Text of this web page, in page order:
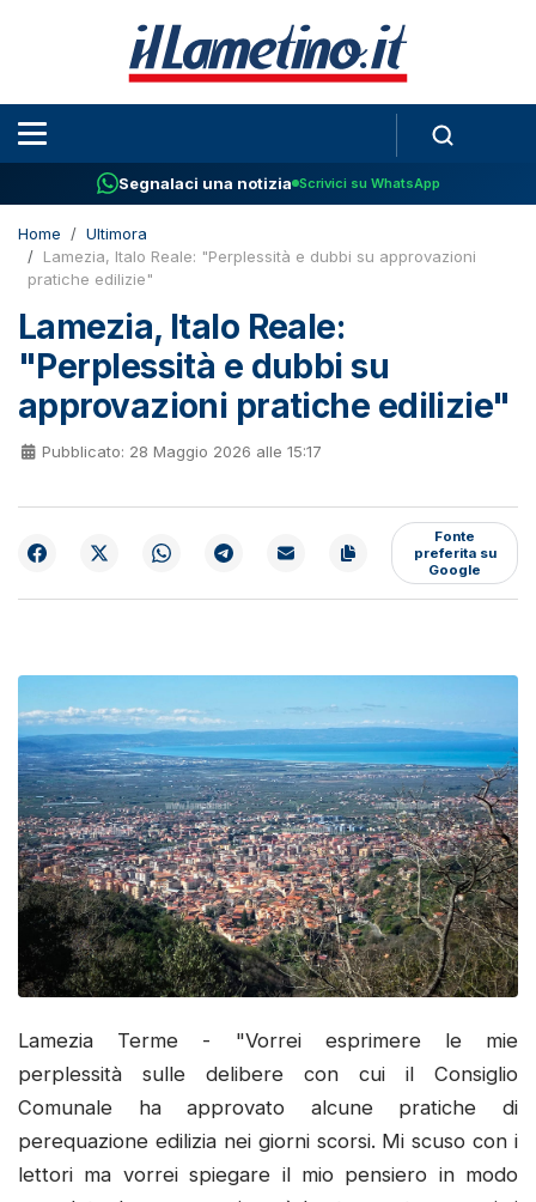
Segnalaci una notizia Scrivici su WhatsApp
Home
Ultimora
Lamezia, Italo Reale: "Perplessità e dubbi su approvazioni
pratiche edilizie"
Lamezia, Italo Reale:
"Perplessità e dubbi su
approvazioni pratiche edilizie"
Pubblicato: 28 Maggio 2026 alle 15:17
Fonte
preferita su
Google
Lamezia Terme - "Vorrei esprimere le mie
perplessità sulle delibere con cui il Consiglio
Comunale ha approvato alcune pratiche di
perequazione edilizia nei giorni scorsi. Mi scuso con i
lettori ma vorrei spiegare il mio pensiero in modo